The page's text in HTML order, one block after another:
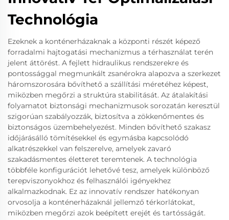
Technológia
Ezeknek a konténerházaknak a központi részét képező
forradalmi hajtogatási mechanizmus a térhasználat terén
jelent áttörést. A fejlett hidraulikus rendszerekre és
pontossággal megmunkált zsanérokra alapozva a szerkezet
háromszorosára bővíthető a szállítási méretéhez képest,
miközben megőrzi a struktúra stabilitását. Az átalakítási
folyamatot biztonsági mechanizmusok sorozatán keresztül
szigorúan szabályozzák, biztosítva a zökkenőmentes és
biztonságos üzembehelyezést. Minden bővíthető szakasz
időjárásálló tömítésekkel és egymásba kapcsolódó
alkatrészekkel van felszerelve, amelyek zavaró
szakadásmentes életteret teremtenek. A technológia
többféle konfigurációt lehetővé tesz, amelyek különböző
terepviszonyokhoz és felhasználói igényekhez
alkalmazkodnak. Ez az innovatív rendszer hatékonyan
orvosolja a konténerházaknál jellemző térkorlátokat,
miközben megőrzi azok beépített erejét és tartósságát.